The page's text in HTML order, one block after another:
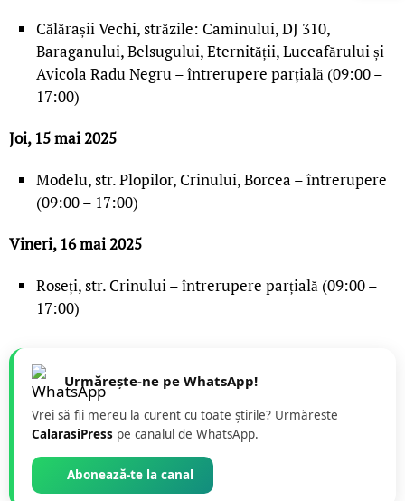
Călărașii Vechi, străzile: Caminului, DJ 310,
Baraganului, Belsugului, Eternității, Luceafărului și
Avicola Radu Negru – întrerupere parțială (09:00 –
17:00)
Joi, 15 mai 2025
Modelu, str. Plopilor, Crinului, Borcea – întrerupere
(09:00 – 17:00)
Vineri, 16 mai 2025
Roseți, str. Crinului – întrerupere parțială (09:00 –
17:00)
Urmărește-ne pe WhatsApp!
Vrei să fii mereu la curent cu toate știrile? Urmăreste
CalarasiPress pe canalul de WhatsApp.
Abonează-te la canal